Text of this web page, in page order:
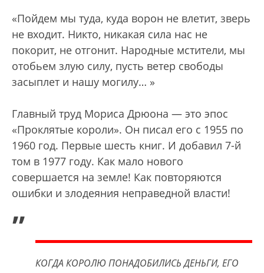
«Пойдем мы туда, куда ворон не влетит, зверь
не входит. Никто, никакая сила нас не
покорит, не отгонит. Народные мстители, мы
отобьем злую силу, пусть ветер свободы
засыплет и нашу могилу… »
Главный труд Мориса Дрюона — это эпос
«Проклятые короли». Он писал его с 1955 по
1960 год. Первые шесть книг. И добавил 7-й
том в 1977 году. Как мало нового
совершается на земле! Как повторяются
ошибки и злодеяния неправедной власти!
„
КОГДА КОРОЛЮ ПОНАДОБИЛИСЬ ДЕНЬГИ, ЕГО